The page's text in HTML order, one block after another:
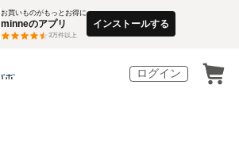
お買いものがもっとお得に
minneのアプリ
3万件以上
インストールする
ログイン